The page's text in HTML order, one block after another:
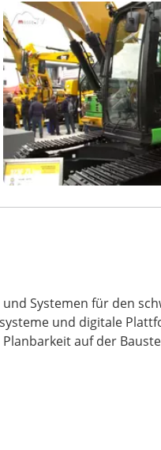
Systemen für den
und digitale
auf der